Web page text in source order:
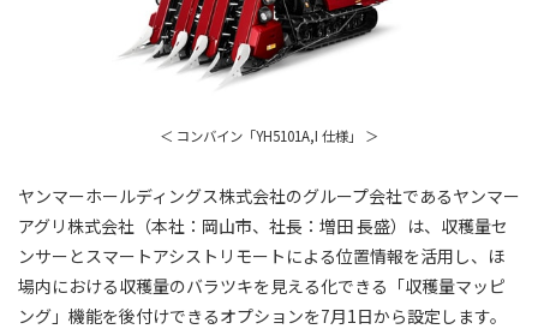
＜ コンバイン「YH5101A,I 仕様」 ＞
ヤンマーホールディングス株式会社のグループ会社であるヤンマー
アグリ株式会社（本社：岡山市、社長：増田 長盛）は、収穫量セ
ンサーとスマートアシストリモートによる位置情報を活用し、ほ
場内における収穫量のバラツキを見える化できる「収穫量マッピ
ング」機能を後付けできるオプションを7月1日から設定します。